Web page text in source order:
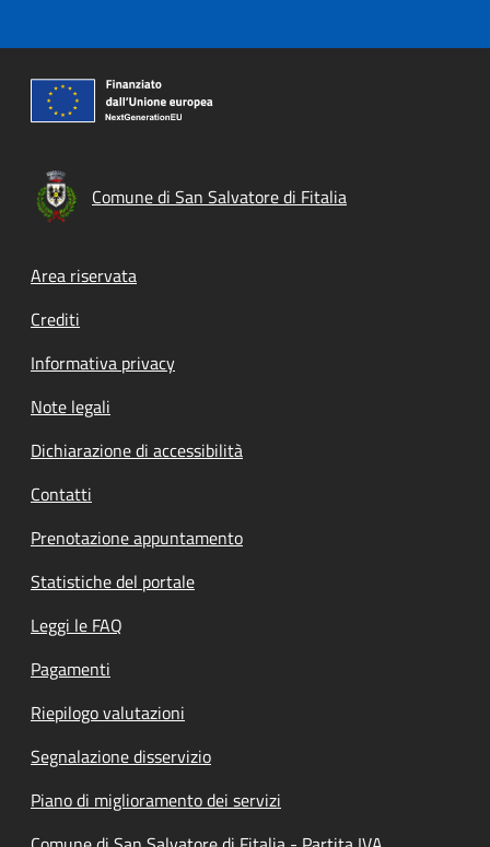
Comune di San Salvatore di Fitalia
Footer menu
Area riservata
Crediti
Informativa privacy
Note legali
Dichiarazione di accessibilità
Contatti
Prenotazione appuntamento
Statistiche del portale
Leggi le FAQ
Pagamenti
Riepilogo valutazioni
Segnalazione disservizio
Piano di miglioramento dei servizi